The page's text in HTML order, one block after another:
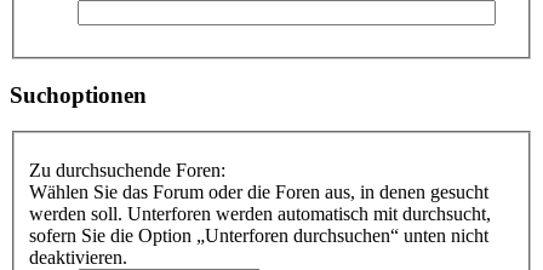
Suchoptionen
Zu durchsuchende Foren:
Wählen Sie das Forum oder die Foren aus, in denen gesucht
werden soll. Unterforen werden automatisch mit durchsucht,
sofern Sie die Option „Unterforen durchsuchen“ unten nicht
deaktivieren.